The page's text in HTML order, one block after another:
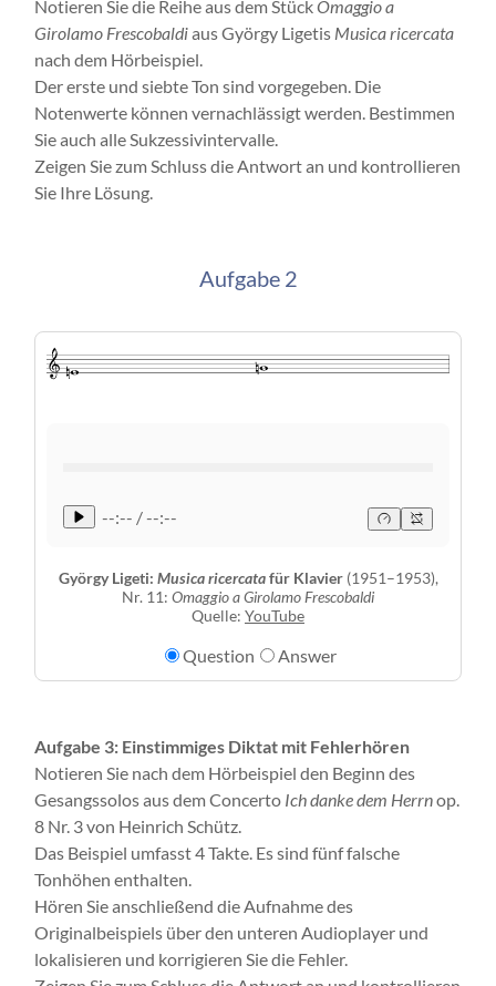
Notieren Sie die Reihe aus dem StückOmaggio a
Girolamo Frescobaldiaus György Ligetis Musica ricercata
nach dem Hörbeispiel.
Der erste und siebte Ton sind vorgegeben. Die
Notenwerte können vernachlässigt werden. Bestimmen
Sie auch alle Sukzessivintervalle.
Zeigen Sie zum Schluss die Antwort an und kontrollieren
Sie Ihre Lösung.
Aufgabe 2
--:-- / --:--
György Ligeti: Musica ricercatafür Klavier(1951–1953),
Nr. 11: Omaggio a Girolamo Frescobaldi
Quelle: YouTube
Question Answer
Aufgabe 3: Einstimmiges Diktat mit Fehlerhören
Notieren Sie nach dem Hörbeispiel den Beginn des
Gesangssolos aus dem Concerto Ich danke dem Herrnop.
8 Nr. 3 von Heinrich Schütz.
Das Beispiel umfasst 4 Takte. Es sind fünf falsche
Tonhöhen enthalten.
Hören Sie anschließend die Aufnahme des
Originalbeispiels über den unteren Audioplayer und
lokalisieren und korrigieren Sie die Fehler.